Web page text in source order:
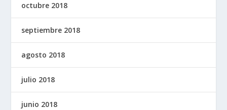
octubre 2018
septiembre 2018
agosto 2018
julio 2018
junio 2018